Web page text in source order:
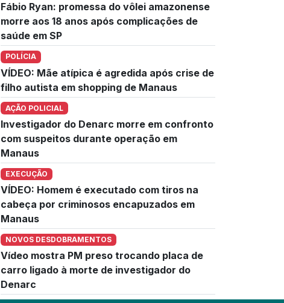
Fábio Ryan: promessa do vôlei amazonense
morre aos 18 anos após complicações de
saúde em SP
POLÍCIA
VÍDEO: Mãe atípica é agredida após crise de
filho autista em shopping de Manaus
AÇÃO POLICIAL
Investigador do Denarc morre em confronto
com suspeitos durante operação em
Manaus
EXECUÇÃO
VÍDEO: Homem é executado com tiros na
cabeça por criminosos encapuzados em
Manaus
NOVOS DESDOBRAMENTOS
Vídeo mostra PM preso trocando placa de
carro ligado à morte de investigador do
Denarc